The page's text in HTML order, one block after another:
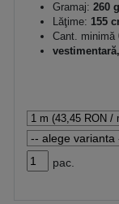
Gramaj: 260
Lăţime: 155
Cant. minimă
pac.